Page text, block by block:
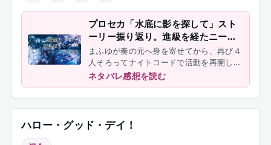
プロセカ「水底に影を探して」スト
ーリー振り返り。進級を経たニーゴ
の現在地は…【25時、ナイトコード
で。】
まふゆが奏の元へ身を寄せてから、再び４
人そろってナイトコードで活動を再開した
奏達。各々がこれからの自分に想いを馳せ
ている中、誰もいないセカイでは変化が起
こり始めていて——。
ネタバレ感想を読む
ハロー・グッド・デイ！